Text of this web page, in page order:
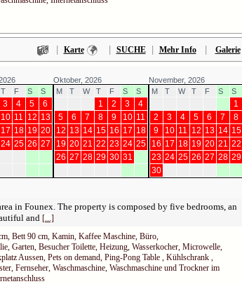
| Karte | SUCHE| Mehr Info| Galerie
Oktober, 2026
November, 2026
T F S S
3 4 5
6
10 11 12 13
17 18 19 20
24 25 26 27
M T W T F S S
1 2 3
4
5
6 7 8 9 10 11
12 13 14 15 16 17 18
19 20 21 22 23 24 25
26 27 28 29 30 31
M T W T F S S
1
2
3 4 5 6 7
8
9
10 11 12 13 14 15
16 17 18 19 20 21 22
23 24 25 26 27 28 29
30
in Founex. The property is composed by five bedrooms, an
and [...]
Bett 90 cm, Kamin, Kaffee Maschine, Büro,
Garten, Besucher Toilette, Heizung, Wasserkocher, Microwelle,
Aussen, Pets on demand, Ping-Pong Table , Kühlschrank ,
Fernseher, Waschmaschine, Waschmaschine und Trockner im